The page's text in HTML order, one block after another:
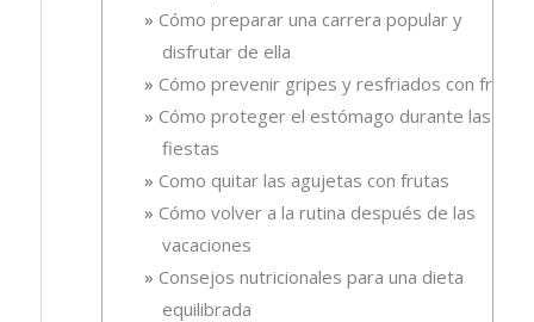
Cómo preparar una carrera popular y
disfrutar de ella
Cómo prevenir gripes y resfriados con fruta.
Cómo proteger el estómago durante las
fiestas
Como quitar las agujetas con frutas
Cómo volver a la rutina después de las
vacaciones
Consejos nutricionales para una dieta
equilibrada